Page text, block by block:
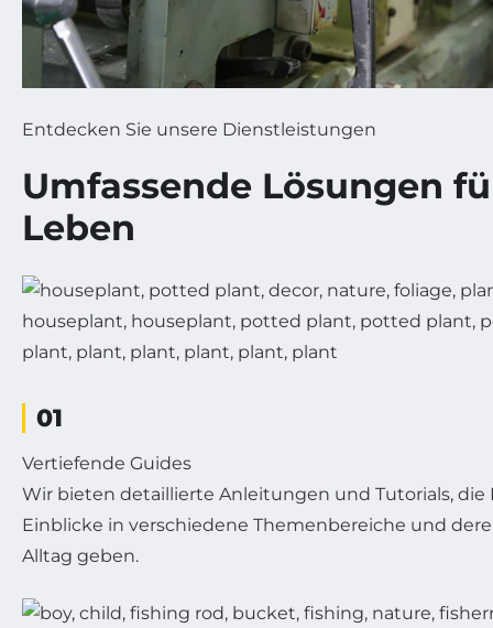
Entdecken Sie unsere Dienstleistungen
Umfassende Lösungen
Leben
01
Vertiefende Guides
Wir bieten detaillierte Anleitungen und Tutorials, die
Einblicke in verschiedene Themenbereiche und
Alltag geben.